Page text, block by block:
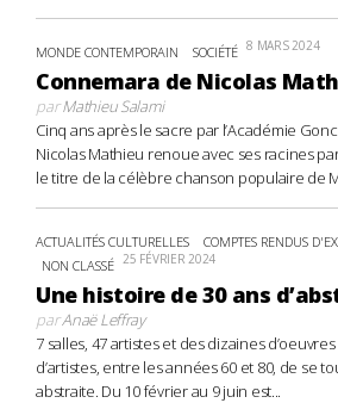
MONDE CONTEMPORAIN SOCIÉTÉ 8 MARS 2024
Connemara de Nicolas
parMathieu Salami
Cinq ans après le sacre par l’Académie
Nicolas Mathieu renoue avec ses racines
le titre de la célèbre chanson populaire de
ACTUALITÉS CULTURELLES COMPTES RENDUS
NON CLASSÉ 25 FÉVRIER 2024
Une histoire de 30 ans
parAnaë Leffray
7 salles, 47 artistes et des dizaines
d’artistes, entre les années 60 et 80, de se
abstraite. Du 10 février au 9 juin est...